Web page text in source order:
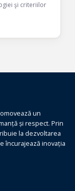
şi criteriilor
un
și respect. Prin
la dezvoltarea
încurajează inovația